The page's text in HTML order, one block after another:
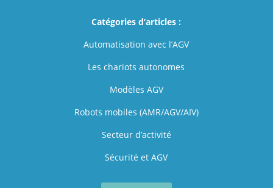
Catégories d’articles :
Automatisation avec l’AGV
Les chariots autonomes
Modèles AGV
Robots mobiles (AMR/AGV/AIV)
Secteur d’activité
Sécurité et AGV